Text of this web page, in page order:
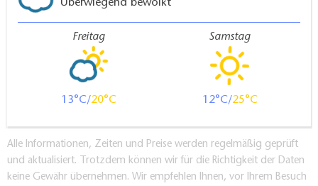
Überwiegend bewölkt
Freitag
13 20
Samstag
12 25
Alle Informationen, Zeiten und Preise werden regelmäßig geprüft
und aktualisiert. Trotzdem können wir für die Richtigkeit der Daten
keine Gewähr übernehmen. Wir empfehlen Ihnen, vor Ihrem Besuch